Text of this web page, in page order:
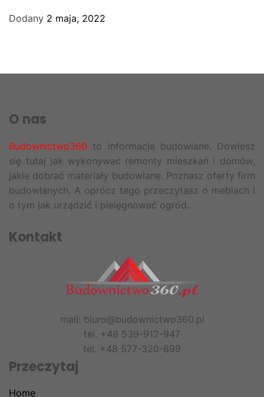
Dodany 2 maja, 2022
O nas
Budownictwo360 to informacje budowlane. Dowiesz
się tutaj jak wykonywać remonty mieszkań i domów,
jakie dobrać materiały budowlane. Poznasz oferty firm
budowlanych. A oprócz tego przeczytasz o meblach i
o tym jak urządzić i pielęgnować ogród.
Kontakt
mail: biuro@budownictwo360.pl
tel. +48 539-912-947
tel. +48 577-320-699
Przeczytaj
Home